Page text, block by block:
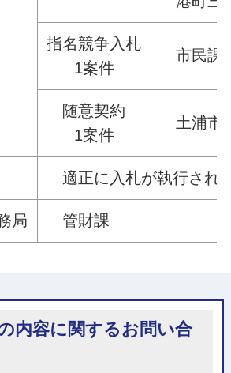
指名競争入札
1案件
市民課
随意契約
1案件
土浦市
適正に入札が執行され
局 管財課
内容に関するお問い合